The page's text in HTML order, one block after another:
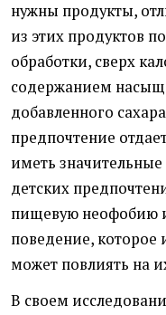
нужны продукты,
из этих продуктов
обработки, сверх
содержанием
добавленного
предпочтение
иметь
детских
пищевую неофобию
поведение, которое
может повлиять на
В своем